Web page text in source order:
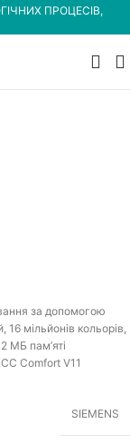
ПРОЦЕСІВ,
за допомогою
мільйонів кольорів,
МБ пам’яті
Comfort V11
SIEMENS